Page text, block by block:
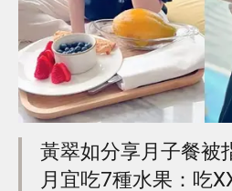
黃翠如分享月子餐被
月宜吃7種水果：吃